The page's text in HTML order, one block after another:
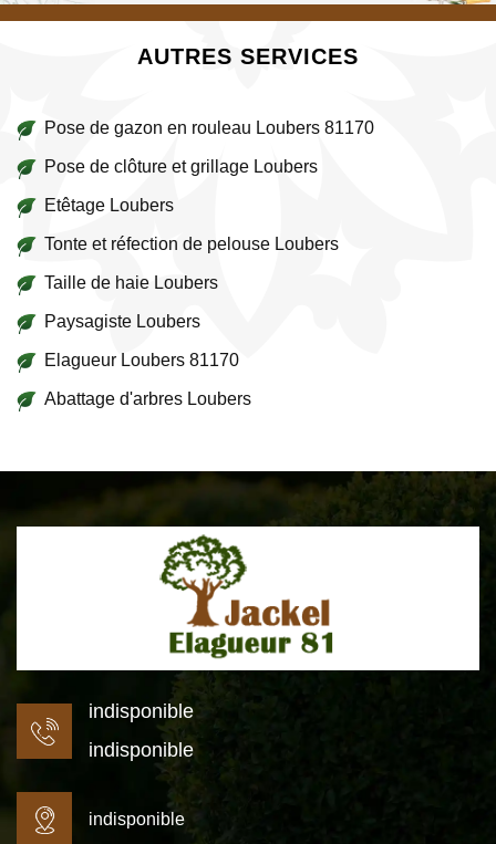
AUTRES SERVICES
Pose de gazon en rouleau Loubers 81170
Pose de clôture et grillage Loubers
Etêtage Loubers
Tonte et réfection de pelouse Loubers
Taille de haie Loubers
Paysagiste Loubers
Elagueur Loubers 81170
Abattage d'arbres Loubers
indisponible
indisponible
indisponible